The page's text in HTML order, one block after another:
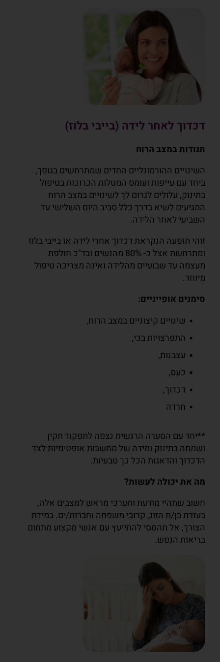
דכדוך לאחר לידה (בייבי בלוז)
תנודות במצב הרוח
השינויים ההורמונליים החדים שמתרחשים בגופך,
ביחד עם עייפות ועומס המטלות הכרוכות בטיפול
בתינוק, עלולים לגרום לך לשינויים במצב הרוח
המגיעים לשיא בדרך כלל סביב היום השלישי עד
השביעי לאחר הלידה.
זוהי תופעה הנקראת דכדוך אחרי לידה או בייבי בלוז
ומתרחשת אצל כ- 80% מהנשים ובד"כ חולפת
מעצמה עד שבועיים מהלידה ואינה מצריכה טיפול
מיוחד.
סימנים אופייניים:
שינויים קיצוניים במצב הרוח,
התפרצויות בכי,
עצבנות,
כעס,
דכדוך,
חרדה
**יחד עם הסערה הרגשית נצפה לתפקוד תקין
ושמחה בתינוק ומידה של מחשבות אופטימיות לצד
הדכדוך והדאגות הכל כך טבעיות.
מה את יכולה לעשות?
חשוב שתהיי מודעת ותערכי מראש למצבים אלה,
בעזרת בן/ת הזוג, קרובי משפחה וחברות/ים. במידת
הצורך, אל תהססי להתייעץ עם אנשי מקצוע מתחום
בריאות הנפש.